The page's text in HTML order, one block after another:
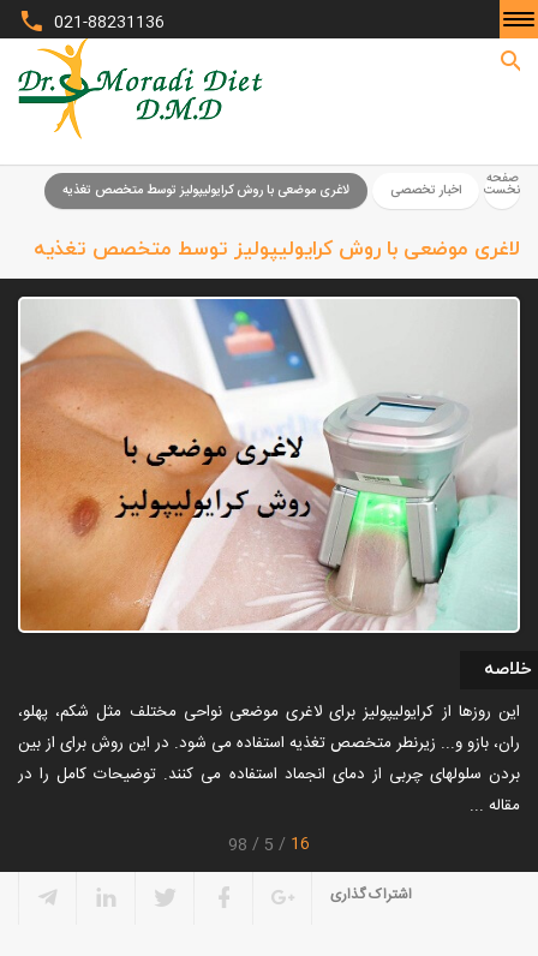
صفحه نخست
021-88231136
صفحه
نخست اخبار تخصصی لاغری موضعی با روش کرایولیپولیز توسط متخصص تغذیه
لاغری موضعی با روش کرایولیپولیز توسط متخصص تغذیه
خلاصه
این روزها از کرایولیپولیز برای لاغری موضعی نواحی مختلف مثل شکم، پهلو،
ران، بازو و... زیرنطر متخصص تغذیه استفاده می شود. در این روش برای از بین
بردن سلولهای چربی از دمای انجماد استفاده می کنند. توضیحات کامل را در
مقاله ...
16
5
98
اشتراک گذاری